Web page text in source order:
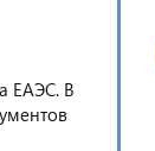
ЕАЭС. В